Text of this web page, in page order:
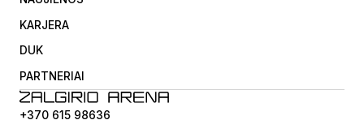
KARJERA
DUK
PARTNERIAI
+370 615 98636